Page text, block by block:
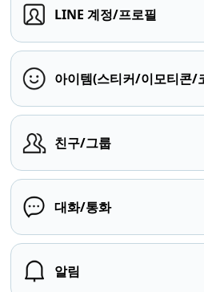
LINE 계정/프로필
아이템(스티커/이모티콘/
친구/그룹
대화/통화
알림